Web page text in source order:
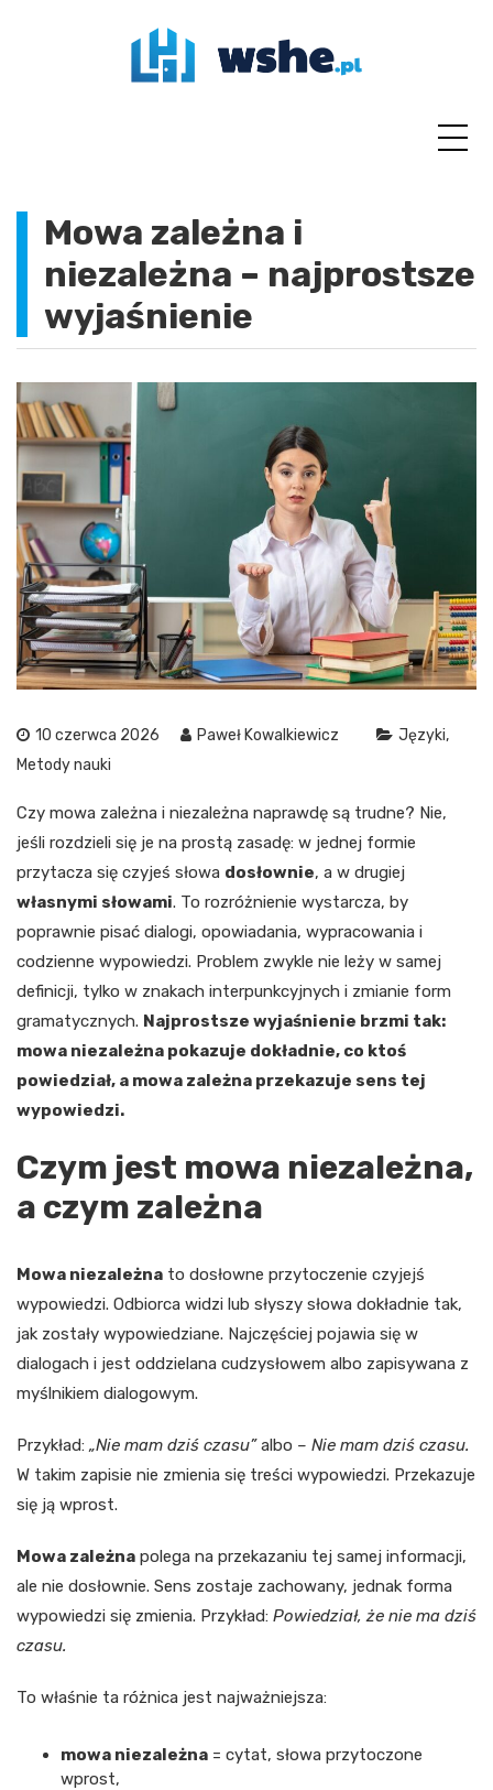
Mowa zależna i
niezależna – najprostsze
wyjaśnienie
10 czerwca 2026 Paweł Kowalkiewicz
Języki
Metody nauki
Czy mowa zależna i niezależna naprawdę są trudne? Nie,
jeśli rozdzieli się je na prostą zasadę: w jednej formie
przytacza się czyjeś słowa dosłownie, a w drugiej
własnymi słowami. To rozróżnienie wystarcza, by
poprawnie pisać dialogi, opowiadania, wypracowania i
codzienne wypowiedzi. Problem zwykle nie leży w samej
definicji, tylko w znakach interpunkcyjnych i zmianie form
gramatycznych. Najprostsze wyjaśnienie brzmi tak:
mowa niezależna pokazuje dokładnie, co ktoś
powiedział, a mowa zależna przekazuje sens tej
wypowiedzi.
Czym jest mowa niezależna,
a czym zależna
Mowa niezależna to dosłowne przytoczenie czyjejś
wypowiedzi. Odbiorca widzi lub słyszy słowa dokładnie tak,
jak zostały wypowiedziane. Najczęściej pojawia się w
dialogach i jest oddzielana cudzysłowem albo zapisywana z
myślnikiem dialogowym.
Przykład: „Nie mam dziś czasu”albo – Nie mam dziś czasu.
W takim zapisie nie zmienia się treści wypowiedzi. Przekazuje
się ją wprost.
Mowa zależna polega na przekazaniu tej samej informacji,
ale nie dosłownie. Sens zostaje zachowany, jednak forma
wypowiedzi się zmienia. Przykład: Powiedział, że nie ma dziś
czasu.
To właśnie ta różnica jest najważniejsza:
mowa niezależna = cytat, słowa przytoczone
wprost,